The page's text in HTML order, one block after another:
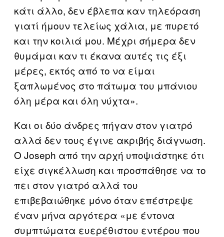
κάτι άλλο, δεν έβλεπα καν τηλεόραση
γιατί ήμουν τελείως χάλια, με πυρετό
και την κοιλιά μου. Μέχρι σήμερα δεν
θυμάμαι καν τι έκανα αυτές τις έξι
μέρες, εκτός από το να είμαι
ξαπλωμένος στο πάτωμα του μπάνιου
όλη μέρα και όλη νύχτα».
Και οι δύο άνδρες πήγαν στον γιατρό
αλλά δεν τους έγινε ακριβής διάγνωση.
Ο Joseph από την αρχή υποψιάστηκε ότι
είχε σιγκέλλωση και προσπάθησε να το
πει στον γιατρό αλλά του
επιβεβαιώθηκε μόνο όταν επέστρεψε
έναν μήνα αργότερα «με έντονα
συμπτώματα ευερέθιστου εντέρου που